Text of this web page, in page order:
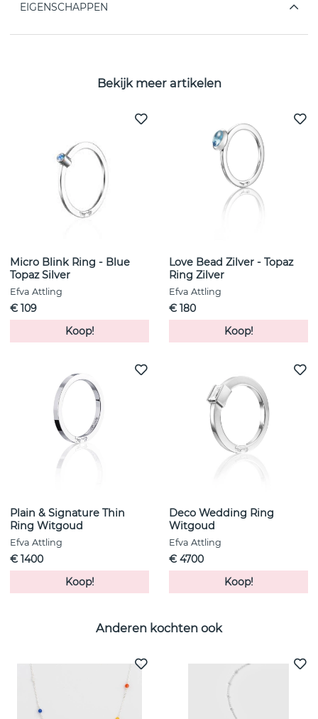
EIGENSCHAPPEN
Bekijk meer artikelen
Micro Blink Ring - Blue
Topaz Silver
Efva Attling
€ 109
Koop!
Love Bead Zilver - Topaz
Ring Zilver
Efva Attling
€ 180
Koop!
Plain & Signature Thin
Ring Witgoud
Efva Attling
€ 1400
Koop!
Deco Wedding Ring
Witgoud
Efva Attling
€ 4700
Koop!
Anderen kochten ook